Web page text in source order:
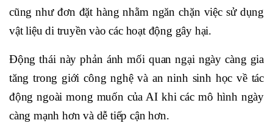
cũng như đơn đặt hàng nhằm ngăn chặn việc sử dụng
vật liệu di truyền vào các hoạt động gây hại.
Động thái này phản ánh mối quan ngại ngày càng gia
tăng trong giới công nghệ và an ninh sinh học về tác
động ngoài mong muốn của AI khi các mô hình ngày
càng mạnh hơn và dễ tiếp cận hơn.